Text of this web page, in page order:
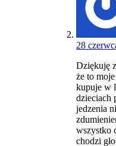
28
Dziękuję
że to
kupuje w
dzieciach
jedzenia
wszystko
chodzi